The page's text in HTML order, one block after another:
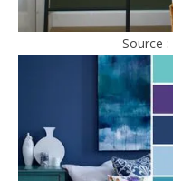
Source :